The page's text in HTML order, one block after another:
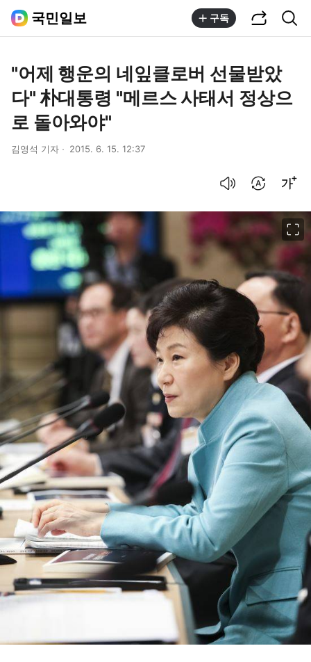
국민일보 구독
"어제 행운의 네잎클로버 선물받았
다" 朴대통령 "메르스 사태서 정상으
로 돌아와야"
김영석 기자 2015. 6. 15. 12:37